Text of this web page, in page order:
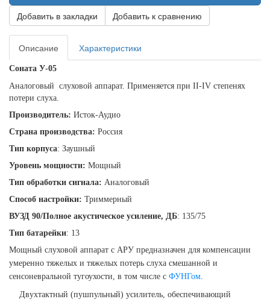
Добавить в закладки Добавить к сравнению
Описание Характеристики
Соната У-05
Аналоговый слуховой аппарат. Применяется при II-IV степенях
потери слуха.
Производитель: Исток-Аудио
Страна производства: Россия
Тип корпуса: Заушный
Уровень мощности: Мощный
Тип обработки сигнала: Аналоговый
Способ настройки: Триммерный
ВУЗД 90/Полное акустическое усиление, ДБ: 135/75
Тип батарейки: 13
Мощный слуховой аппарат с АРУ предназначен для компенсации
умеренно тяжелых и тяжелых потерь слуха смешанной и
сенсоневральной тугоухости, в том числе с ФУНГом
Двухтактный (пушпульный) усилитель, обеспечивающий